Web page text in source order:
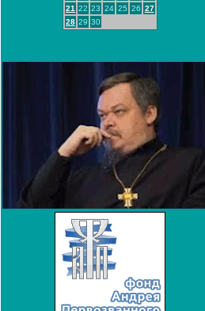
21 22 23 24 25 26 27
28 29 30